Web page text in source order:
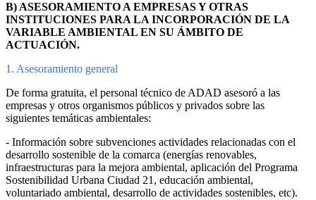
B) ASESORAMIENTO A EMPRESAS Y OTRAS
INSTITUCIONES PARA LA INCORPORACIÓN DE LA
VARIABLE AMBIENTAL EN SU ÁMBITO DE
ACTUACIÓN.
1. Asesoramiento general
De forma gratuita, el personal técnico de ADAD asesoró a las
empresas y otros organismos públicos y privados sobre las
siguientes temáticas ambientales:
- Información sobre subvenciones actividades relacionadas con el
desarrollo sostenible de la comarca (energías renovables,
infraestructuras para la mejora ambiental, aplicación del Programa
Sostenibilidad Urbana Ciudad 21, educación ambiental,
voluntariado ambiental, desarrollo de actividades sostenibles, etc).